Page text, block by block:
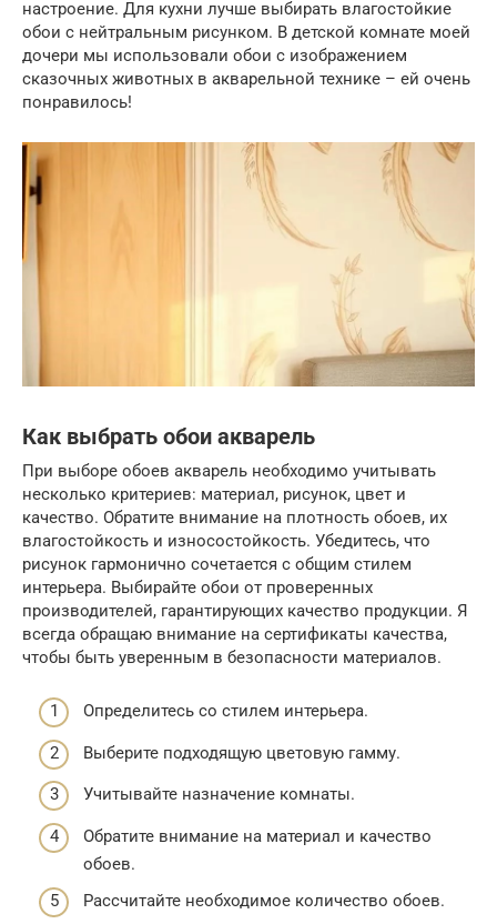
настроение. Для кухни лучше выбирать влагостойкие
обои с нейтральным рисунком. В детской комнате моей
дочери мы использовали обои с изображением
сказочных животных в акварельной технике – ей очень
понравилось!
Как выбрать обои акварель
При выборе обоев акварель необходимо учитывать
несколько критериев: материал, рисунок, цвет и
качество. Обратите внимание на плотность обоев, их
влагостойкость и износостойкость. Убедитесь, что
рисунок гармонично сочетается с общим стилем
интерьера. Выбирайте обои от проверенных
производителей, гарантирующих качество продукции. Я
всегда обращаю внимание на сертификаты качества,
чтобы быть уверенным в безопасности материалов.
Определитесь со стилем интерьера.
Выберите подходящую цветовую гамму.
Учитывайте назначение комнаты.
Обратите внимание на материал и качество
обоев.
Рассчитайте необходимое количество обоев.